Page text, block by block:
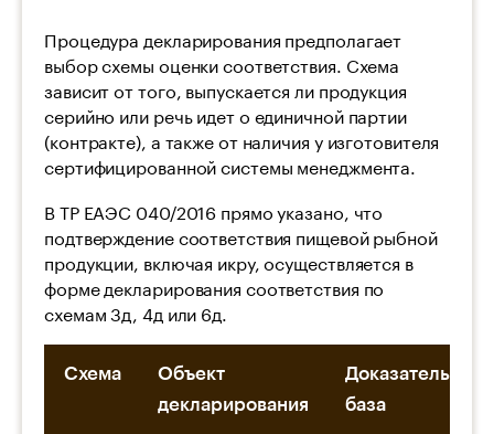
Процедура декларирования предполагает
выбор схемы оценки соответствия. Схема
зависит от того, выпускается ли продукция
серийно или речь идет о единичной партии
(контракте), а также от наличия у изготовителя
сертифицированной системы менеджмента.
В ТР ЕАЭС 040/2016 прямо указано, что
подтверждение соответствия пищевой рыбной
продукции, включая икру, осуществляется в
форме декларирования соответствия по
схемам 3д, 4д или 6д.
Схема
Объект
декларирования
Доказательная
база